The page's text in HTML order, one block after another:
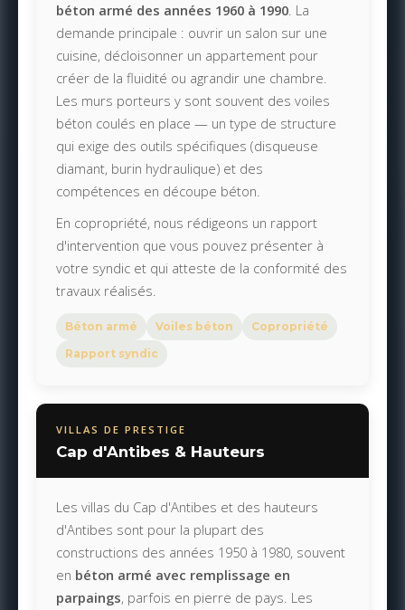
béton armé des années 1960 à 1990. La
demande principale : ouvrir un salon sur une
cuisine, décloisonner un appartement pour
créer de la fluidité ou agrandir une chambre.
Les murs porteurs y sont souvent des voiles
béton coulés en place — un type de structure
qui exige des outils spécifiques (disqueuse
diamant, burin hydraulique) et des
compétences en découpe béton.
En copropriété, nous rédigeons un rapport
d'intervention que vous pouvez présenter à
votre syndic et qui atteste de la conformité des
travaux réalisés.
Béton armé Voiles béton
Copropriété
Rapport syndic
VILLAS DE PRESTIGE
Cap d'Antibes & Hauteurs
Les villas du Cap d'Antibes et des hauteurs
d'Antibes sont pour la plupart des
constructions des années 1950 à 1980, souvent
en béton armé avec remplissage en
parpaings, parfois en pierre de pays. Les